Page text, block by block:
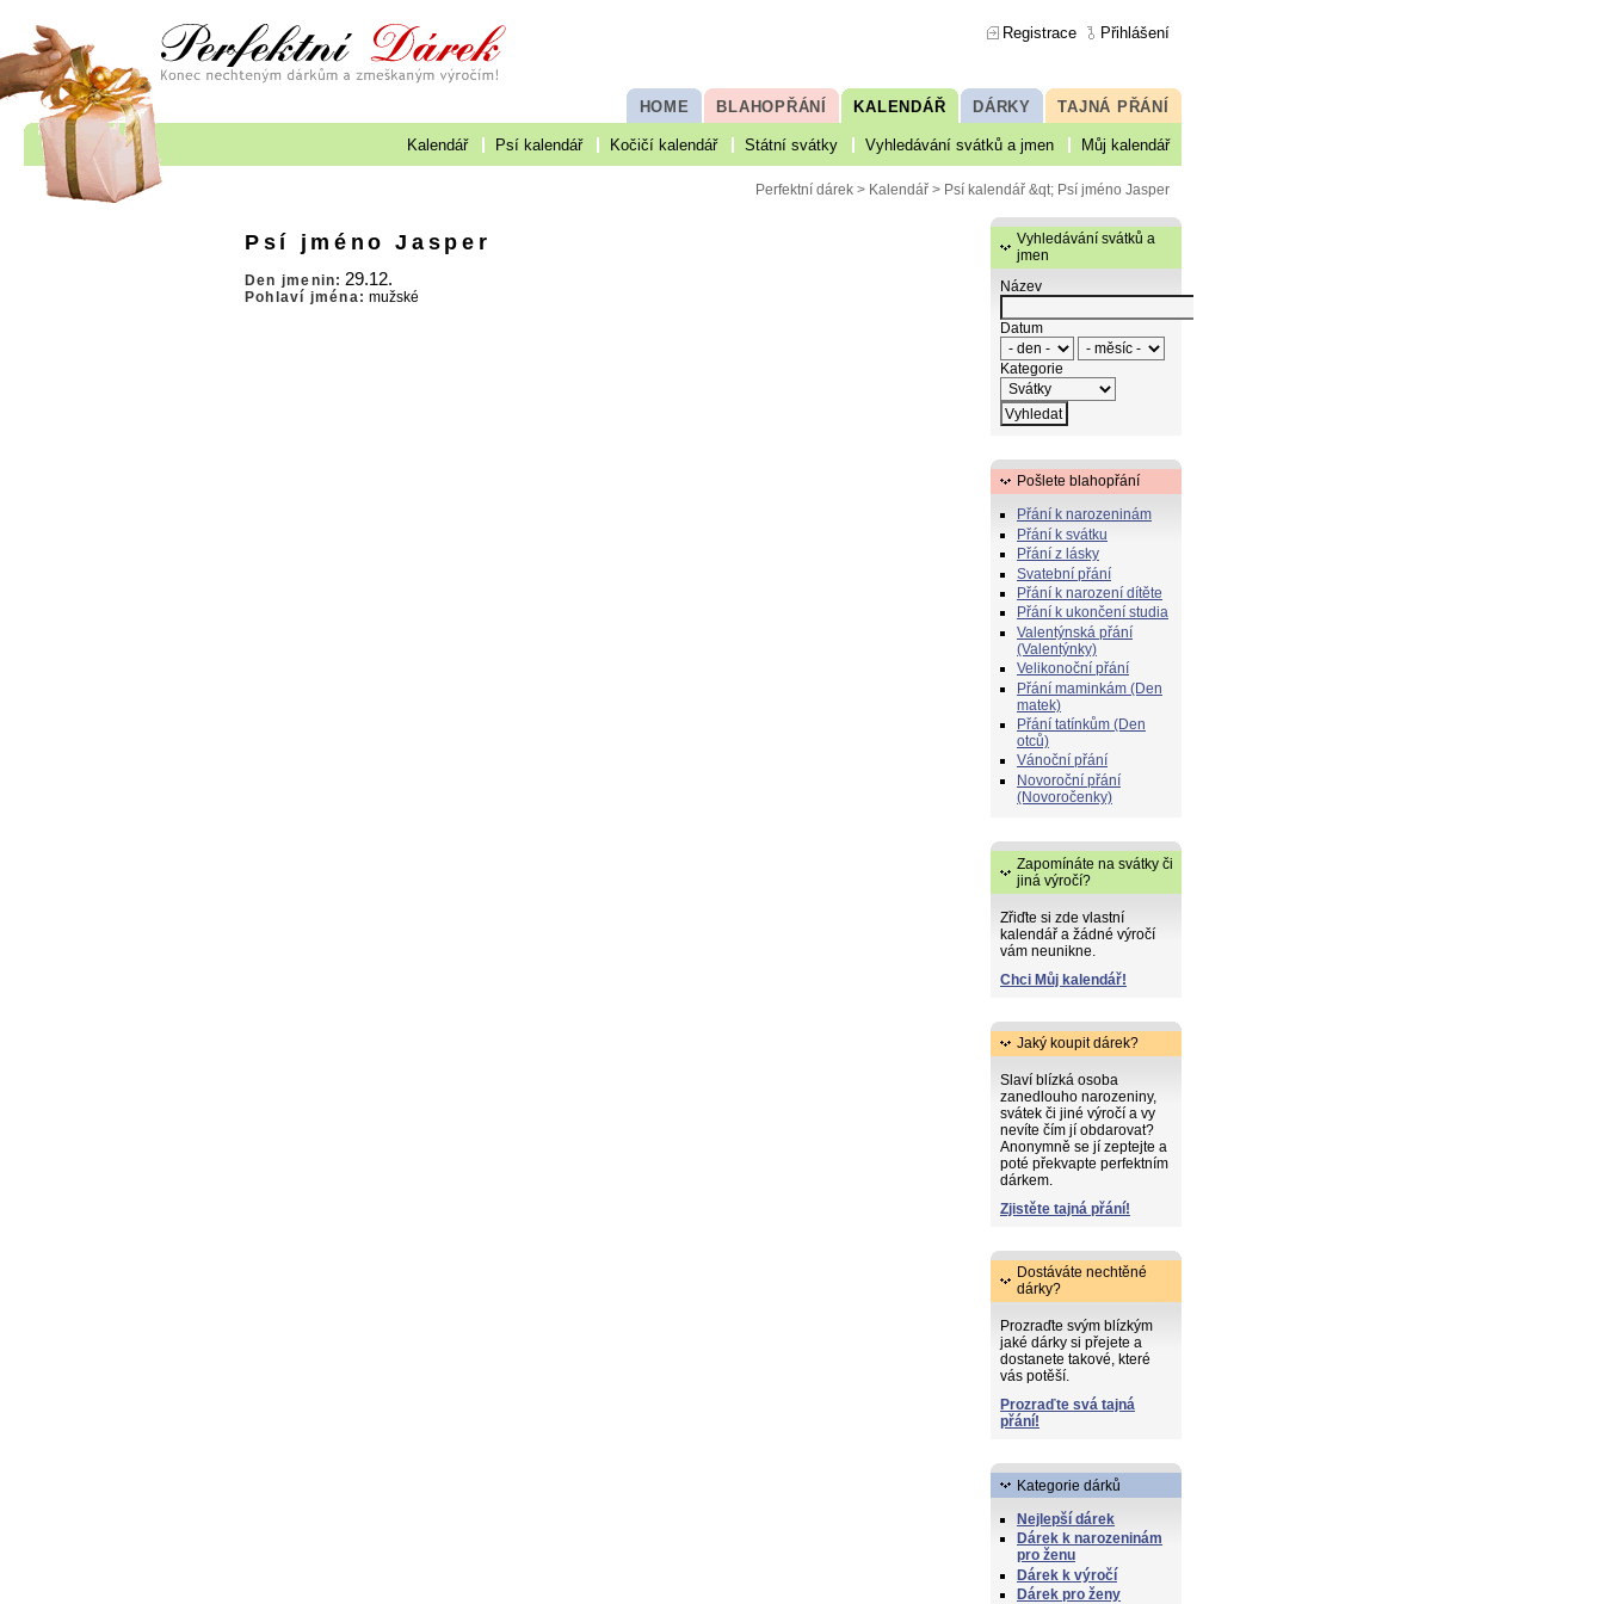
Registrace Přihlášení
TAJNÁ PŘÁNÍ
DÁRKY
KALENDÁŘ
BLAHOPŘÁNÍ
HOME
Kalendář Psí kalendář Kočičí kalendář Státní svátky Vyhledávání svátků a jmen Můj kalendář
Perfektní dárek > Kalendář > Psí kalendář &qt; Psí jméno Jasper
Psí jméno Jasper
Den jmenin: 29.12.
Pohlaví jména: mužské
Vyhledávání svátků a
jmen
Název
Datum
Kategorie
Pošlete blahopřání
Přání k narozeninám
Přání k svátku
Přání z lásky
Svatební přání
Přání k narození dítěte
Přání k ukončení studia
Valentýnská přání
(Valentýnky)
Velikonoční přání
Přání maminkám (Den
matek)
Přání tatínkům (Den
otců)
Vánoční přání
Novoroční přání
(Novoročenky)
Zapomínáte na svátky či
jiná výročí?
Zřiďte si zde vlastní
kalendář a žádné výročí
vám neunikne.
Chci Můj kalendář!
Jaký koupit dárek?
Slaví blízká osoba
zanedlouho narozeniny,
svátek či jiné výročí a vy
nevíte čím jí obdarovat?
Anonymně se jí zeptejte a
poté překvapte perfektním
dárkem.
Zjistěte tajná přání!
Dostáváte nechtěné
dárky?
Prozraďte svým blízkým
jaké dárky si přejete a
dostanete takové, které
vás potěší.
Prozraďte svá tajná
přání!
Kategorie dárků
Nejlepší dárek
Dárek k narozeninám
pro ženu
Dárek k výročí
Dárek pro ženy